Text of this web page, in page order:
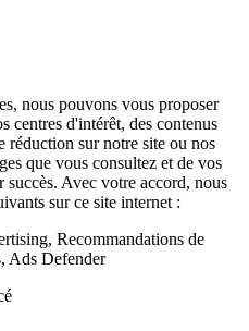
nous pouvons vous proposer
centres d'intérêt, des contenus
réduction sur notre site ou nos
que vous consultez et de vos
succès. Avec votre accord, nous
sur ce site internet :
Recommandations de
Ads Defender